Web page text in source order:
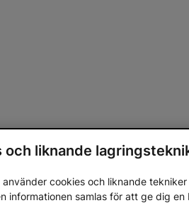
och liknande
använder cookies och liknande
informationen samlas för att ge dig